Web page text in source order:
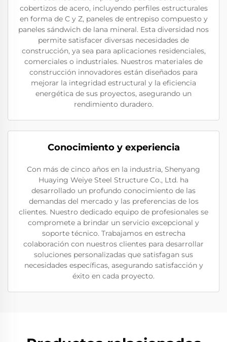
cobertizos de acero, incluyendo perfiles estructurales
en forma de C y Z, paneles de entrepiso compuesto y
paneles sándwich de lana mineral. Esta diversidad nos
permite satisfacer diversas necesidades de
construcción, ya sea para aplicaciones residenciales,
comerciales o industriales. Nuestros materiales de
construcción innovadores están diseñados para
mejorar la integridad estructural y la eficiencia
energética de sus proyectos, asegurando un
rendimiento duradero.
Conocimiento y experiencia
Con más de cinco años en la industria, Shenyang
Huaying Weiye Steel Structure Co., Ltd. ha
desarrollado un profundo conocimiento de las
demandas del mercado y las preferencias de los
clientes. Nuestro dedicado equipo de profesionales se
compromete a brindar un servicio excepcional y
soporte técnico. Trabajamos en estrecha
colaboración con nuestros clientes para desarrollar
soluciones personalizadas que satisfagan sus
necesidades específicas, asegurando satisfacción y
éxito en cada proyecto.